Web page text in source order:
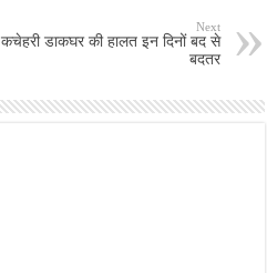
Next
कचेहरी डाकघर की हालत इन दिनों बद से
बदतर